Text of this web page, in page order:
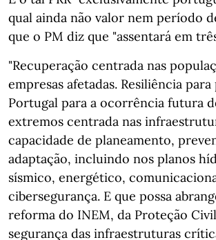
qual ainda não valor nem período
que o PM diz que "assentará em
"Recuperação centrada nas
empresas afetadas. Resiliência
Portugal para a ocorrência futura
extremos centrada nas
capacidade de planeamento,
adaptação, incluindo nos planos
sísmico, energético,
cibersegurança. E que possa
reforma do INEM, da Proteção
segurança das infraestruturas